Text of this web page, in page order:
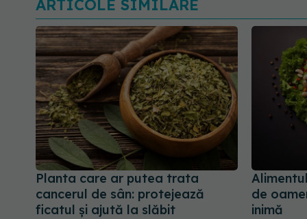
ARTICOLE SIMILARE
Planta care ar putea trata
cancerul de sân: protejează
ficatul și ajută la slăbit
de
inimă